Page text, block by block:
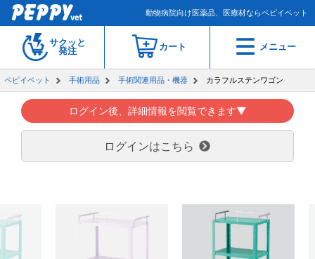
動物病院向け医薬品、医療材ならペピイベット
サクッと
発注
カート メニュー
ペピイベット 手術用品 手術関連用品・機器 カラフルステンワゴン
ログイン後、詳細情報を閲覧できます▼
ログインはこちら